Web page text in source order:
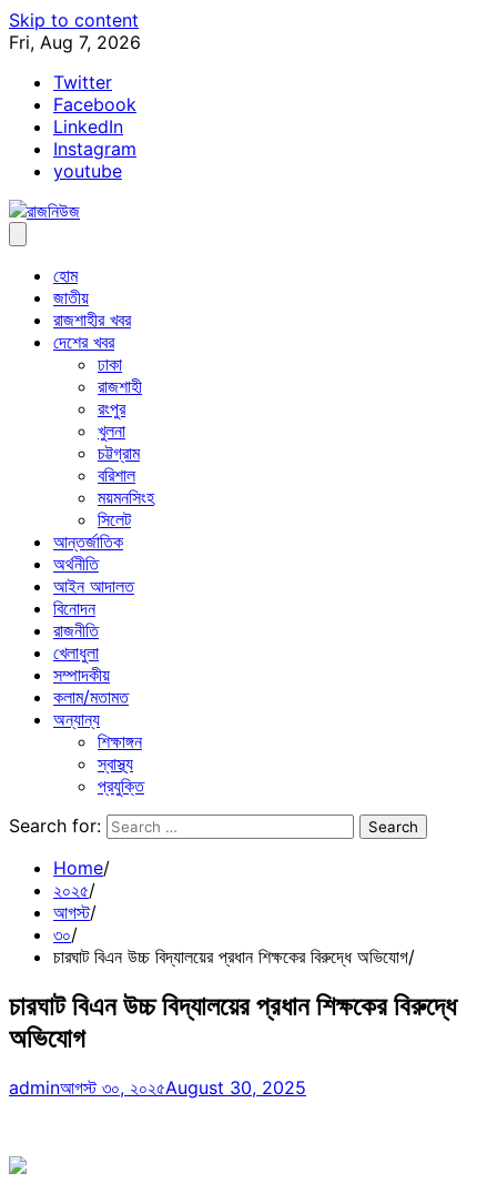
Skip to content
Fri, Aug 7, 2026
Twitter
Facebook
LinkedIn
Instagram
youtube
হোম
জাতীয়
রাজশাহীর খবর
দেশের খবর
ঢাকা
রাজশাহী
রংপুর
খুলনা
চট্টগ্রাম
বরিশাল
ময়মনসিংহ
সিলেট
আন্তর্জাতিক
অর্থনীতি
আইন আদালত
বিনোদন
রাজনীতি
খেলাধুলা
সম্পাদকীয়
কলাম/মতামত
অন্যান্য
শিক্ষাঙ্গন
স্বাস্থ্য
প্রযুক্তি
Search for:
Home
২০২৫
আগস্ট
৩০
চারঘাট বিএন উচ্চ বিদ্যালয়ের প্রধান শিক্ষকের বিরুদ্ধে অভিযোগ
চারঘাট বিএন উচ্চ বিদ্যালয়ের প্রধান শিক্ষকের বিরুদ্ধে
অভিযোগ
adminআগস্ট ৩০, ২০২৫August 30, 2025